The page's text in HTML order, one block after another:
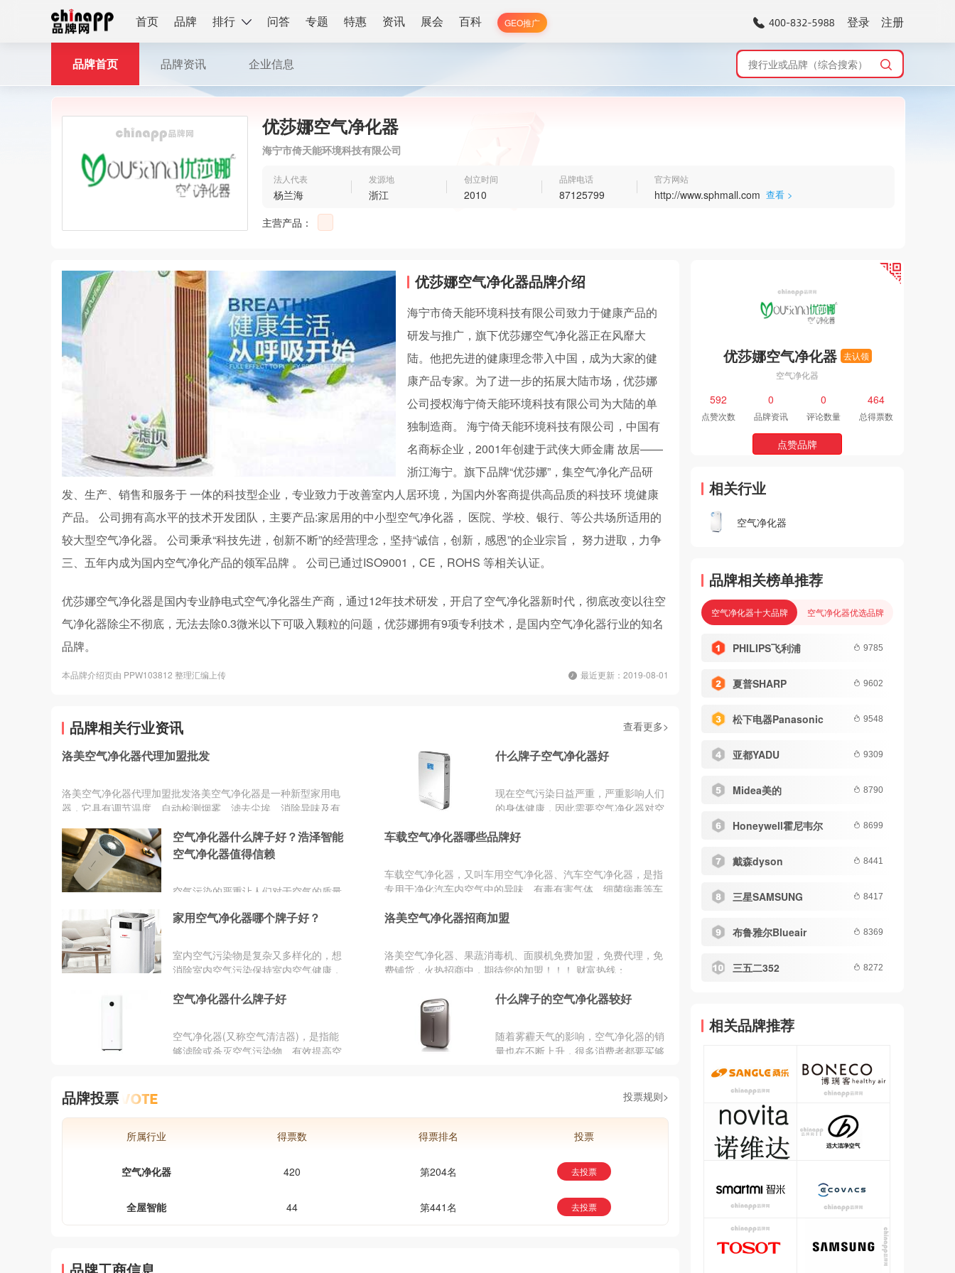
首页 品牌 排行 问答 专题 特惠 资讯 展会 百科 GEO推广 登录 注册
优莎娜空气净化器
海宁市倚天能环境科技有限公司
法人代表
杨兰海
发源地
浙江
创立时间
2010
品牌电话
87125799
官方网站
http://www.sphmall.com 查看 >
主营产品：
品牌首页 品牌资讯 企业信息
优莎娜空气净化器品牌介绍
海宁市倚天能环境科技有限公司致力于健康产品的
研发与推广，旗下优莎娜空气净化器正在风靡大
陆。他把先进的健康理念带入中国，成为大家的健
康产品专家。为了进一步的拓展大陆市场，优莎娜
公司授权海宁倚天能环境科技有限公司为大陆的单
独制造商。 海宁倚天能环境科技有限公司，中国有
名商标企业，2001年创建于武侠大师金庸 故居——
浙江海宁。旗下品牌“优莎娜”，集空气净化产品研
发、生产、销售和服务于 一体的科技型企业，专业致力于改善室内人居环境，为国内外客商提供高品质的科技环 境健康
产品。 公司拥有高水平的技术开发团队，主要产品:家居用的中小型空气净化器， 医院、学校、银行、等公共场所适用的
较大型空气净化器。 公司秉承“科技先进，创新不断”的经营理念，坚持“诚信，创新，感恩”的企业宗旨， 努力进取，力争
三、五年内成为国内空气净化产品的领军品牌 。 公司已通过ISO9001，CE，ROHS 等相关认证。
优莎娜空气净化器是国内专业静电式空气净化器生产商，通过12年技术研发，开启了空气净化器新时代，彻底改变以往空
气净化器除尘不彻底，无法去除0.3微米以下可吸入颗粒的问题，优莎娜拥有9项专利技术，是国内空气净化器行业的知名
品牌。
本品牌介绍页由 PPW103812 整理汇编上传 最近更新：2019-08-01
品牌相关行业资讯 查看更多>
洛美空气净化器代理加盟批发
洛美空气净化器代理加盟批发洛美空气净化器是一种新型家用电
器，它具有调节温度、自动检测烟雾、滤去尘埃、消除异味及有
发，洛美空气净化器优势：1.具有专业、高效的除尘杀菌技术
外，洛美空气净化器在设计上更是独具匠心。贴心化的设计，让
消费者使用起来更安心;2.洛美空气净化器一体化的提手设计，方
便机器移动，配备的悬挂装置，可大大节省空
什么牌子空气净化器好
现在空气污染日益严重，严重影响人们
的身体健康，因此需要空气净化器对空
子?空气净化器什么牌...
空气净化器什么牌子好？浩泽智能
空气净化器值得信赖
空气污染的严重让人们对于空气的质量
人们出门都要戴口罩，甚至有些人的手
现象越来越普遍，而购买空气净化器选
择什么牌子好呢?小编在这里推荐浩泽
车载空气净化器哪些品牌好
车载空气净化器，又叫车用空气净化器、汽车空气净化器，是指
专用于净化汽车内空气中的异味、有毒有害气体、细菌病毒等车
家用空气净化器哪个牌子好？
室内空气污染物是复杂又多样化的，想
消除室内空气污染保持室内空气健康，
家用空气净化器什么牌子好？下面介绍
更好的了解。
洛美空气净化器招商加盟
洛美空气净化器、果蔬消毒机、面膜机免费加盟，免费代理，免
费铺货，火热招商中，期待您的加盟！！！ 财富热线：
空气净化器什么牌子好
空气净化器(又称空气清洁器)，是指能
够滤除或杀灭空气污染物、有效提高空
什么牌子的空气净化器较好
随着雾霾天气的影响，空气净化器的销
量也在不断上升，很多消费者都要买够
品牌投票 投票规则>
所属行业 得票数 得票排名 投票
空气净化器 420 第204名 去投票
全屋智能 44 第441名 去投票
优莎娜空气净化器 去认领
空气净化器
592
点赞次数
0
品牌资讯
0
评论数量
464
总得票数
点赞品牌
相关行业
空气净化器
品牌相关榜单推荐
空气净化器十大品牌 空气净化器优选品牌
PHILIPS飞利浦 9785
夏普SHARP 9602
松下电器Panasonic 9548
亚都YADU 9309
Midea美的 8790
Honeywell霍尼韦尔 8699
戴森dyson 8441
三星SAMSUNG 8417
布鲁雅尔Blueair 8369
三五二352 8272
相关品牌推荐